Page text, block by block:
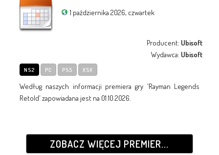
1 października 2026, czwartek
Producent: Ubisoft
Wydawca: Ubisoft
NS2 PC PS5 XSX
Według naszych informacji premiera gry 'Rayman Legends
Retold' zapowiadana jest na 01.10.2026.
ZOBACZ WIĘCEJ PREMIER...